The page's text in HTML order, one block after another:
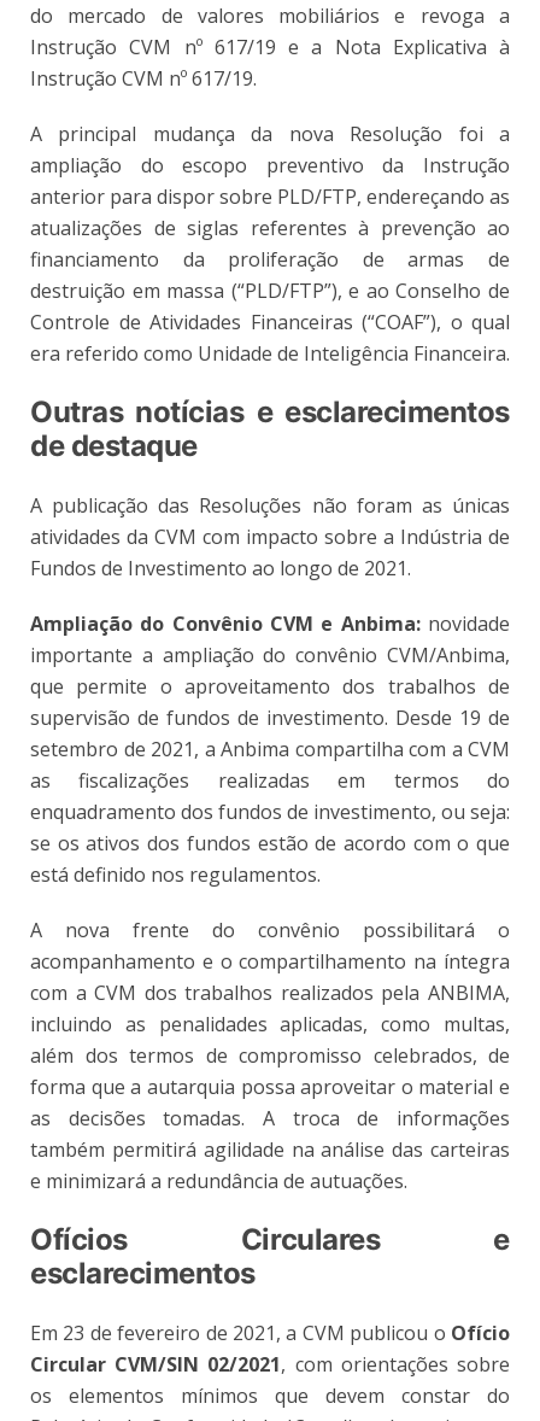
do mercado de valores mobiliários e revoga a
Instrução CVM nº 617/19 e a Nota Explicativa à
Instrução CVM nº 617/19.
A principal mudança da nova Resolução foi a
ampliação do escopo preventivo da Instrução
anterior para dispor sobre PLD/FTP, endereçando as
atualizações de siglas referentes à prevenção ao
financiamento da proliferação de armas de
destruição em massa (“PLD/FTP”), e ao Conselho de
Controle de Atividades Financeiras (“COAF”), o qual
era referido como Unidade de Inteligência Financeira.
Outras notícias e esclarecimentos
de destaque
A publicação das Resoluções não foram as únicas
atividades da CVM com impacto sobre a Indústria de
Fundos de Investimento ao longo de 2021.
Ampliação do Convênio CVM e Anbima: novidade
importante a ampliação do convênio CVM/Anbima,
que permite o aproveitamento dos trabalhos de
supervisão de fundos de investimento. Desde 19 de
setembro de 2021, a Anbima compartilha com a CVM
as fiscalizações realizadas em termos do
enquadramento dos fundos de investimento, ou seja:
se os ativos dos fundos estão de acordo com o que
está definido nos regulamentos.
A nova frente do convênio possibilitará o
acompanhamento e o compartilhamento na íntegra
com a CVM dos trabalhos realizados pela ANBIMA,
incluindo as penalidades aplicadas, como multas,
além dos termos de compromisso celebrados, de
forma que a autarquia possa aproveitar o material e
as decisões tomadas. A troca de informações
também permitirá agilidade na análise das carteiras
e minimizará a redundância de autuações.
Ofícios Circulares e
esclarecimentos
Em 23 de fevereiro de 2021, a CVM publicou o Ofício
Circular CVM/SIN 02/2021, com orientações sobre
os elementos mínimos que devem constar do